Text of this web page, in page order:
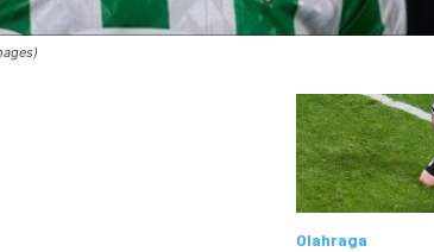
Olahraga